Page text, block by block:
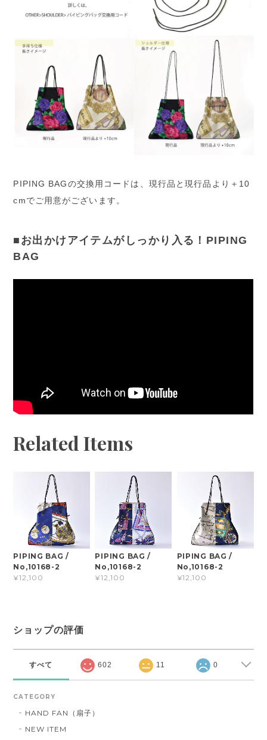
PIPING BAGの交換用コードは、現行品と現行品より＋10
cmでご用意がございます。
■お出かけアイテムがしっかり入る！PIPING
BAG
Related Items
PIPING BAG /
No,10168-2
¥12,100
PIPING BAG /
No,10168-2
¥12,100
PIPING BAG /
No,10168-2
¥12,100
ショップの評価
すべて 602 11 0
CATEGORY
HAND FAN（扇子）
NEW ITEM